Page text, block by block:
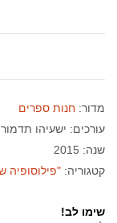
מדור: חנות ספרים
עורכים: ישעיהו תדמור
שנה: 2015
קטגוריה: "פילוסופיה
שימו לב!